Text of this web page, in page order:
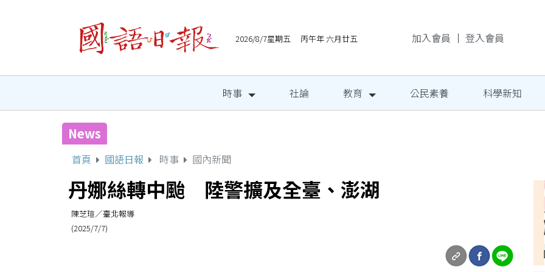
2026/8/7星期五 丙午年 六月廿五 加入會員 ｜ 登入會員
時事 社論 教育 公民素養 科學新知
News
首頁 國語日報 時事 國內新聞
丹娜絲轉中颱 陸警擴及全臺、澎湖
陳芝瑄／臺北報導
(2025/7/7)